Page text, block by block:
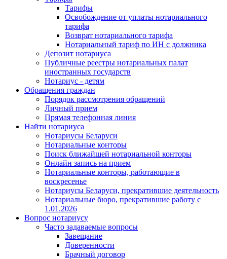
Тарифы
Освобождение от уплаты нотариального
тарифа
Возврат нотариального тарифа
Нотариальный тариф по ИН с должника
Депозит нотариуса
Публичные реестры нотариальных палат
иностранных государств
Нотариус - детям
Обращения граждан
Порядок рассмотрения обращений
Личный прием
Прямая телефонная линия
Найти нотариуса
Нотариусы Беларуси
Нотариальные конторы
Поиск ближайшей нотариальной конторы
Онлайн запись на прием
Нотариальные конторы, работающие в
воскресенье
Нотариусы Беларуси, прекратившие деятельность
Нотариальные бюро, прекратившие работу с
1.01.2026
Вопрос нотариусу
Часто задаваемые вопросы
Завещание
Доверенности
Брачный договор